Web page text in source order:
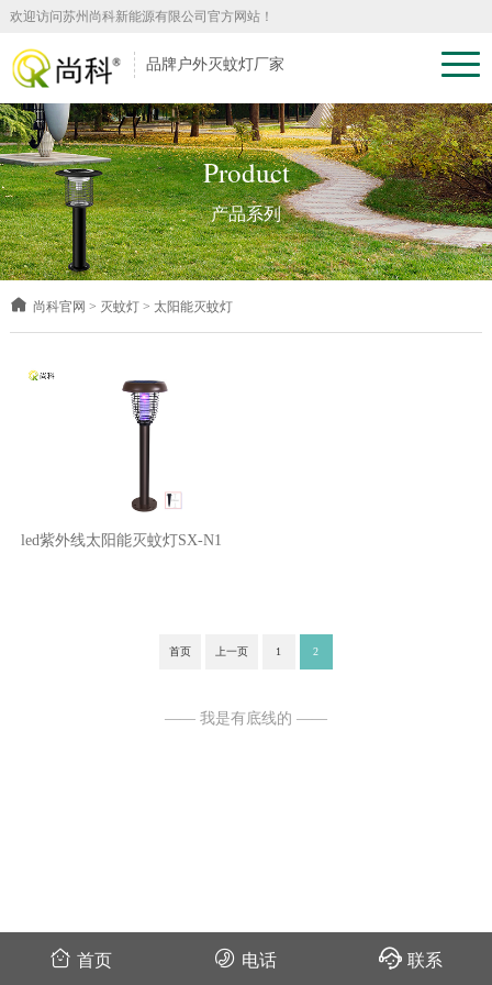
欢迎访问苏州尚科新能源有限公司官方网站！
品牌户外灭蚊灯厂家
Product
产品系列
尚科官网 > 灭蚊灯 > 太阳能灭蚊灯
led紫外线太阳能灭蚊灯SX-N1
首页 上一页 1 2
—— 我是有底线的 ——
首页 电话 联系